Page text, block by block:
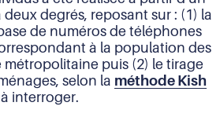
degrés, reposant sur : (1) la
de numéros de téléphones
à la population des
métropolitaine puis (2) le tirage
selon la méthode Kish
interroger.